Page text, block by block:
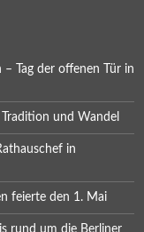
– Tag der offenen Tür in
und Wandel
in
feierte den 1. Mai
rund um die Berliner